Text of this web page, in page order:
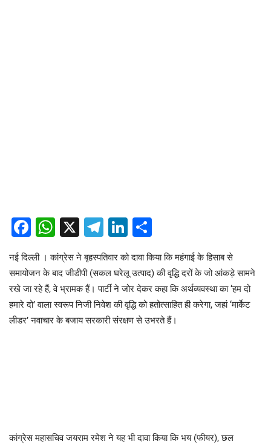
Facebook
WhatsApp
X Telegram
LinkedIn
नई दिल्ली । कांग्रेस ने बृहस्पतिवार को दावा किया कि महंगाई के हिसाब से
समायोजन के बाद जीडीपी (सकल घरेलू उत्पाद) की वृद्धि दरों के जो आंकड़े सामने
रखे जा रहे हैं, वे भ्रामक हैं। पार्टी ने जोर देकर कहा कि अर्थव्यवस्था का ‘हम दो
हमारे दो’ वाला स्वरूप निजी निवेश की वृद्धि को हतोत्साहित ही करेगा, जहां ‘मार्केट
लीडर’ नवाचार के बजाय सरकारी संरक्षण से उभरते हैं।
कांग्रेस महासचिव जयराम रमेश ने यह भी दावा किया कि भय (फीयर), छल